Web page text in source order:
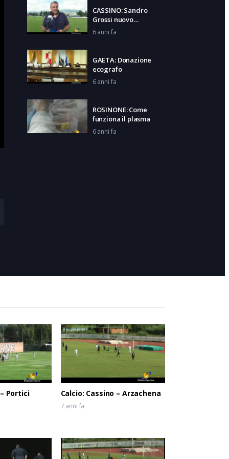
CASSINO: Sandro
Grossi nuovo
allenatore
6 anni fa
GAETA: Donazione
ecografo
6 anni fa
ROSINONE: Come
funziona il plasma
6 anni fa
Portici Calcio: Cassino – Arzachena
7 anni fa